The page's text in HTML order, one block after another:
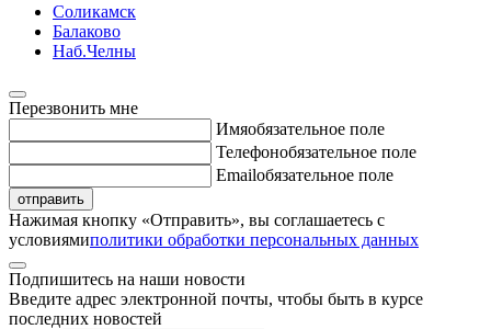
Соликамск
Балаково
Наб.Челны
Перезвонить мне
Имяобязательное поле
Телефонобязательное поле
Emailобязательное поле
отправить
Нажимая кнопку «Отправить», вы соглашаетесь с
условиямиполитики обработки персональных данных
Подпишитесь на наши новости
Введите адрес электронной почты, чтобы быть в курсе
последних новостей